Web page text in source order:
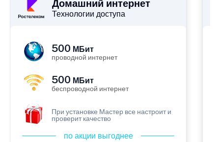
Домашний интернет
Технологии доступа
500 МБит
проводной интернет
500 МБит
беспроводной интернет
При установке Мастер все настроит и
проверит качество
по акции выгоднее